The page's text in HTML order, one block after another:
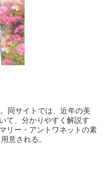
同サイトでは、近年の美
て、分かりやすく解説す
リー・アントワネットの素
意される。